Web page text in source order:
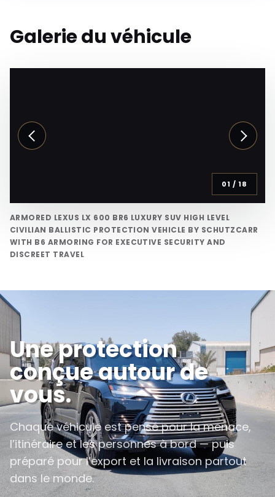
Galerie du véhicule
01 / 18
ARMORED LEXUS LX 600 BR6 LUXURY SUV HIGH LEVEL
CIVILIAN BALLISTIC PROTECTION VEHICLE BY SCHUTZCARR
WITH B6 ARMORING FOR EXECUTIVE SECURITY AND
DISCREET TRAVEL
Une protection
conçue autour de
vous.
Chaque véhicule est pensé pour la menace,
l’itinéraire et les personnes à bord — puis
préparé pour l’export et la livraison partout
dans le monde.